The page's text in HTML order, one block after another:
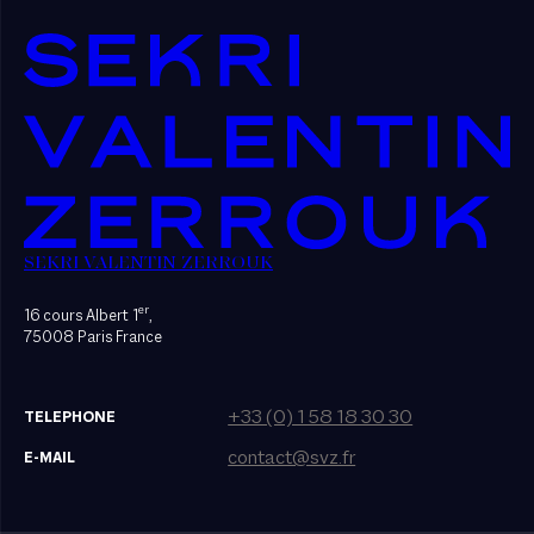
SEKRI VALENTIN ZERROUK
16 cours Albert 1er,
75008 Paris France
TELEPHONE +33 (0) 1 58 18 30 30
E-MAIL contact@svz.fr